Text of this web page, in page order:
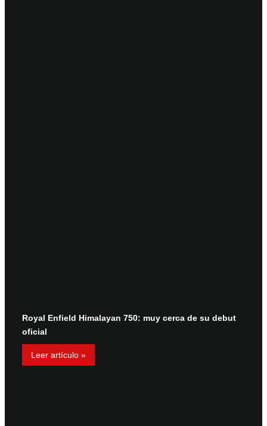
Royal Enfield Himalayan 750: muy cerca de su debut
oficial
Leer artículo »